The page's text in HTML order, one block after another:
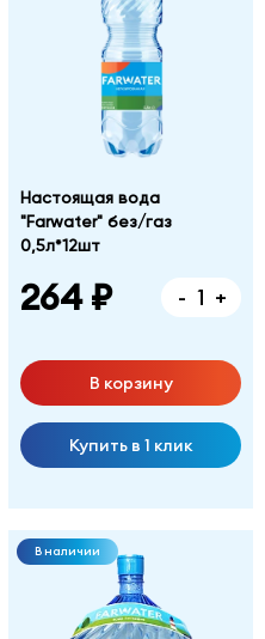
Настоящая вода
"Farwater" без/газ
0,5л*12шт
264 ₽ - +
В корзину
Купить в 1 клик
В наличии